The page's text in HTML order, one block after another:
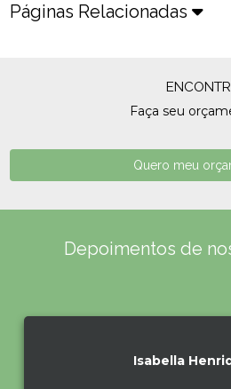
Páginas Relacionadas
Faça seu
Quero meu
Depoimentos de
Isabella